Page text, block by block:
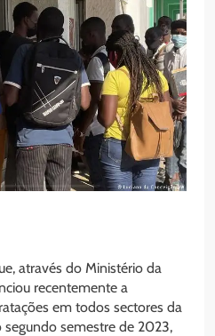
através do Ministério da
recentemente a
em todos sectores da
segundo semestre de 2023,